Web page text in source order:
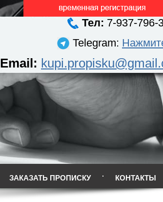
Тел: 7-937-796-
Telegram:
Email:
ЗАКАЗАТЬ ПРОПИСКУ КОНТАКТЫ